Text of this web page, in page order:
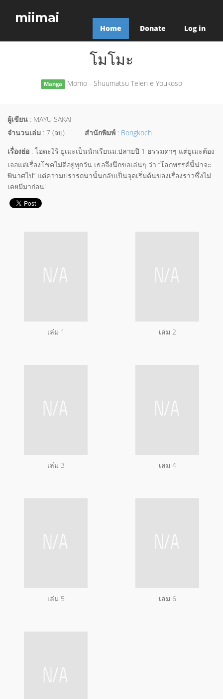
miimai
Home Donate Log in
โมโมะ
Manga Momo - Shuumatsu Teien e Youkoso
ผู้เขียน : MAYU SAKAI
จำนวนเล่ม : 7 (จบ) สำนักพิมพ์ : Bongkoch
เรื่องย่อ : โอดะงิริ ยูเมะเป็นนักเรียนม.ปลายปี 1 ธรรมดาๆ แต่ยูเมะต้อง
เจอแต่เรื่องโชคไม่ดีอยู่ทุกวัน เธอจึงนึกขอเล่นๆ ว่า “โลกพรรค์นี้น่าจะ
พินาศไป” แต่ความปรารถนานั้นกลับเป็นจุดเริ่มต้นของเรื่องราวซึ่งไม่
เคยมีมาก่อน!
เล่ม 1 เล่ม 2
เล่ม 3 เล่ม 4
เล่ม 5 เล่ม 6